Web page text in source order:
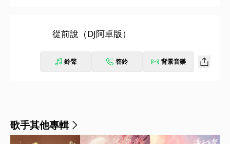
從前說（DJ阿卓版）
鈴聲 答鈴 背景音樂
歌手其他專輯